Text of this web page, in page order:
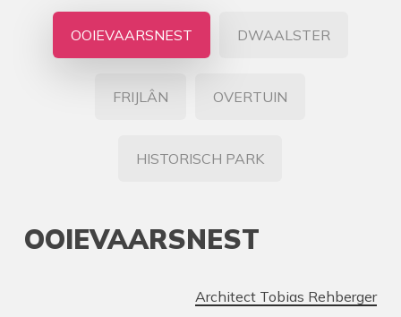
OOIEVAARSNEST DWAALSTER
FRIJLÂN OVERTUIN
HISTORISCH PARK
OOIEVAARSNEST
Architect Tobias Rehberger